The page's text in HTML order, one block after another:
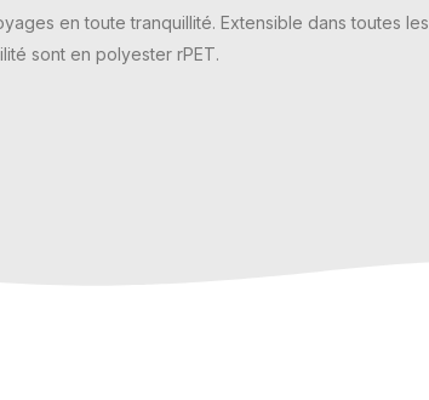
en toute tranquillité. Extensible dans toutes
sont en polyester rPET.